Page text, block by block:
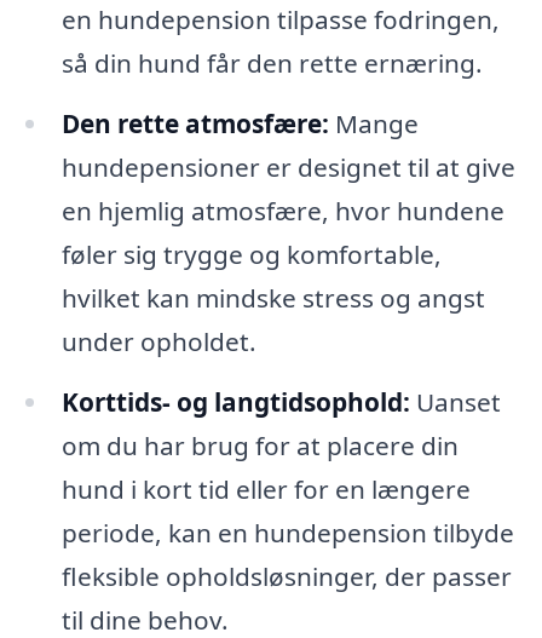
en hundepension tilpasse fodringen,
så din hund får den rette ernæring.
Den rette atmosfære: Mange
hundepensioner er designet til at give
en hjemlig atmosfære, hvor hundene
føler sig trygge og komfortable,
hvilket kan mindske stress og angst
under opholdet.
Korttids- og langtidsophold: Uanset
om du har brug for at placere din
hund i kort tid eller for en længere
periode, kan en hundepension tilbyde
fleksible opholdsløsninger, der passer
til dine behov.